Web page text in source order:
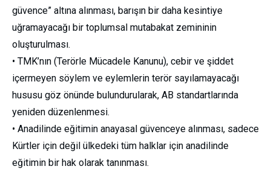
güvence” altına alınması, barışın bir daha kesintiye
uğramayacağı bir toplumsal mutabakat zemininin
oluşturulması.
• TMK’nın (Terörle Mücadele Kanunu), cebir ve şiddet
içermeyen söylem ve eylemlerin terör sayılamayacağı
hususu göz önünde bulundurularak, AB standartlarında
yeniden düzenlenmesi.
• Anadilinde eğitimin anayasal güvenceye alınması, sadece
Kürtler için değil ülkedeki tüm halklar için anadilinde
eğitimin bir hak olarak tanınması.